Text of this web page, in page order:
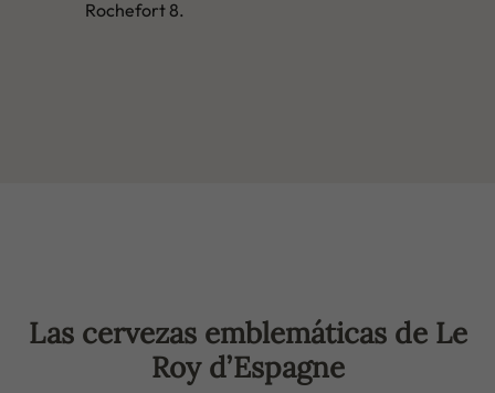
Rochefort 8.
Las cervezas emblemáticas de Le
Roy d’Espagne